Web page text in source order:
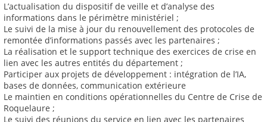
L’actualisation du dispositif de veille et d’analyse des
informations dans le périmètre ministériel ;
Le suivi de la mise à jour du renouvellement des protocoles de
remontée d’informations passés avec les partenaires ;
La réalisation et le support technique des exercices de crise en
lien avec les autres entités du département ;
Participer aux projets de développement : intégration de l’IA,
bases de données, communication extérieure
Le maintien en conditions opérationnelles du Centre de Crise de
Roquelaure ;
Le suivi des réunions du service en lien avec les partenaires